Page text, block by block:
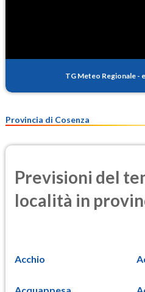
TG Meteo Regionale -
Provincia di Cosenza
Previsioni del
località in
Acchio